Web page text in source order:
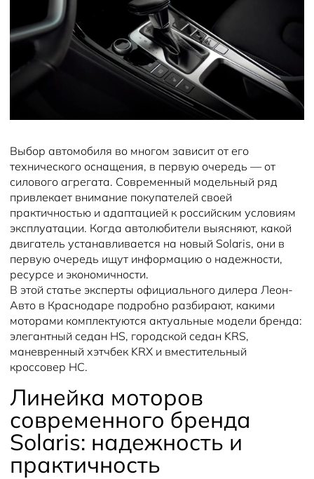
Выбор автомобиля во многом зависит от его
технического оснащения, в первую очередь — от
силового агрегата. Современный модельный ряд
привлекает внимание покупателей своей
практичностью и адаптацией к российским условиям
эксплуатации. Когда автолюбители выясняют, какой
двигатель устанавливается на новый Solaris, они в
первую очередь ищут информацию о надежности,
ресурсе и экономичности.
В этой статье эксперты официального дилера Леон-
Авто в Краснодаре подробно разбирают, какими
моторами комплектуются актуальные модели бренда:
элегантный седан HS, городской седан KRS,
маневренный хэтчбек KRX и вместительный
кроссовер HC.
Линейка моторов
современного бренда
Solaris: надежность и
практичность